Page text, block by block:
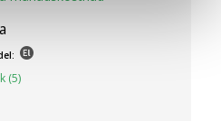
och för att kunna ge
anpassad reklam. Genom
du vår hantering av
vi mäter och delar
av webbplatsen med våra
typer av cookies vi använder
(5)